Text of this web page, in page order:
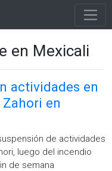
en Mexicali
actividades en
en
de actividades
luego del incendio
de semana